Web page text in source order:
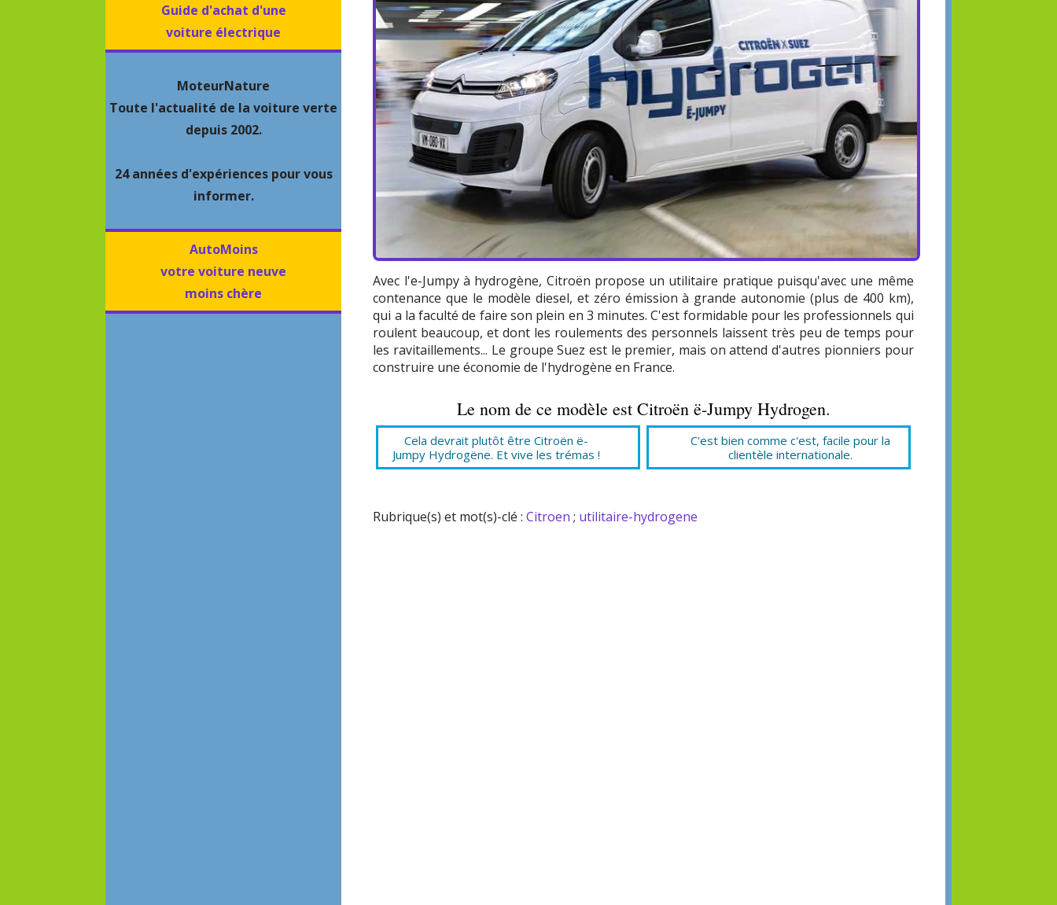
Guide d'achat d'une
voiture électrique
MoteurNature
Toute l'actualité de la voiture verte
depuis 2002.
24 années d'expériences pour vous
informer.
AutoMoins
votre voiture neuve
moins chère
Avec l'e-Jumpy à hydrogène, Citroën propose un utilitaire pratique puisqu'avec une même
contenance que le modèle diesel, et zéro émission à grande autonomie (plus de 400 km),
qui a la faculté de faire son plein en 3 minutes. C'est formidable pour les professionnels qui
roulent beaucoup, et dont les roulements des personnels laissent très peu de temps pour
les ravitaillements... Le groupe Suez est le premier, mais on attend d'autres pionniers pour
construire une économie de l'hydrogène en France.
Le nom de ce modèle est Citroën ë-Jumpy Hydrogen.
Cela devrait plutôt être Citroën ë-
Jumpy Hydrogëne. Et vive les trémas !
C'est bien comme c'est, facile pour la
clientèle internationale.
Rubrique(s) et mot(s)-clé :Citroen ; utilitaire-hydrogene